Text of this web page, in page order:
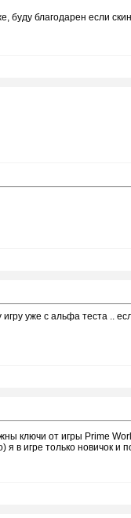
буду благодарен если
игру уже с альфа теста ..
ключи от игры Prime
я в игре только новичок